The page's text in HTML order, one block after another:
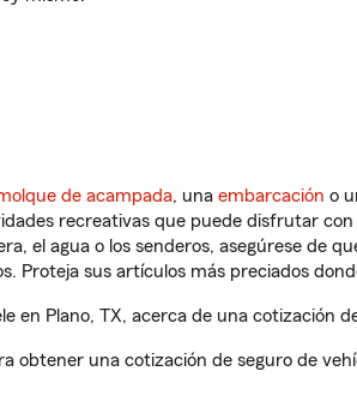
de acampada, una embarcación o
recreativas que puede disfrutar
el agua o los senderos, asegúrese de
Proteja sus artículos más preciados
en Plano, TX, acerca de una cotización
obtener una cotización de seguro de